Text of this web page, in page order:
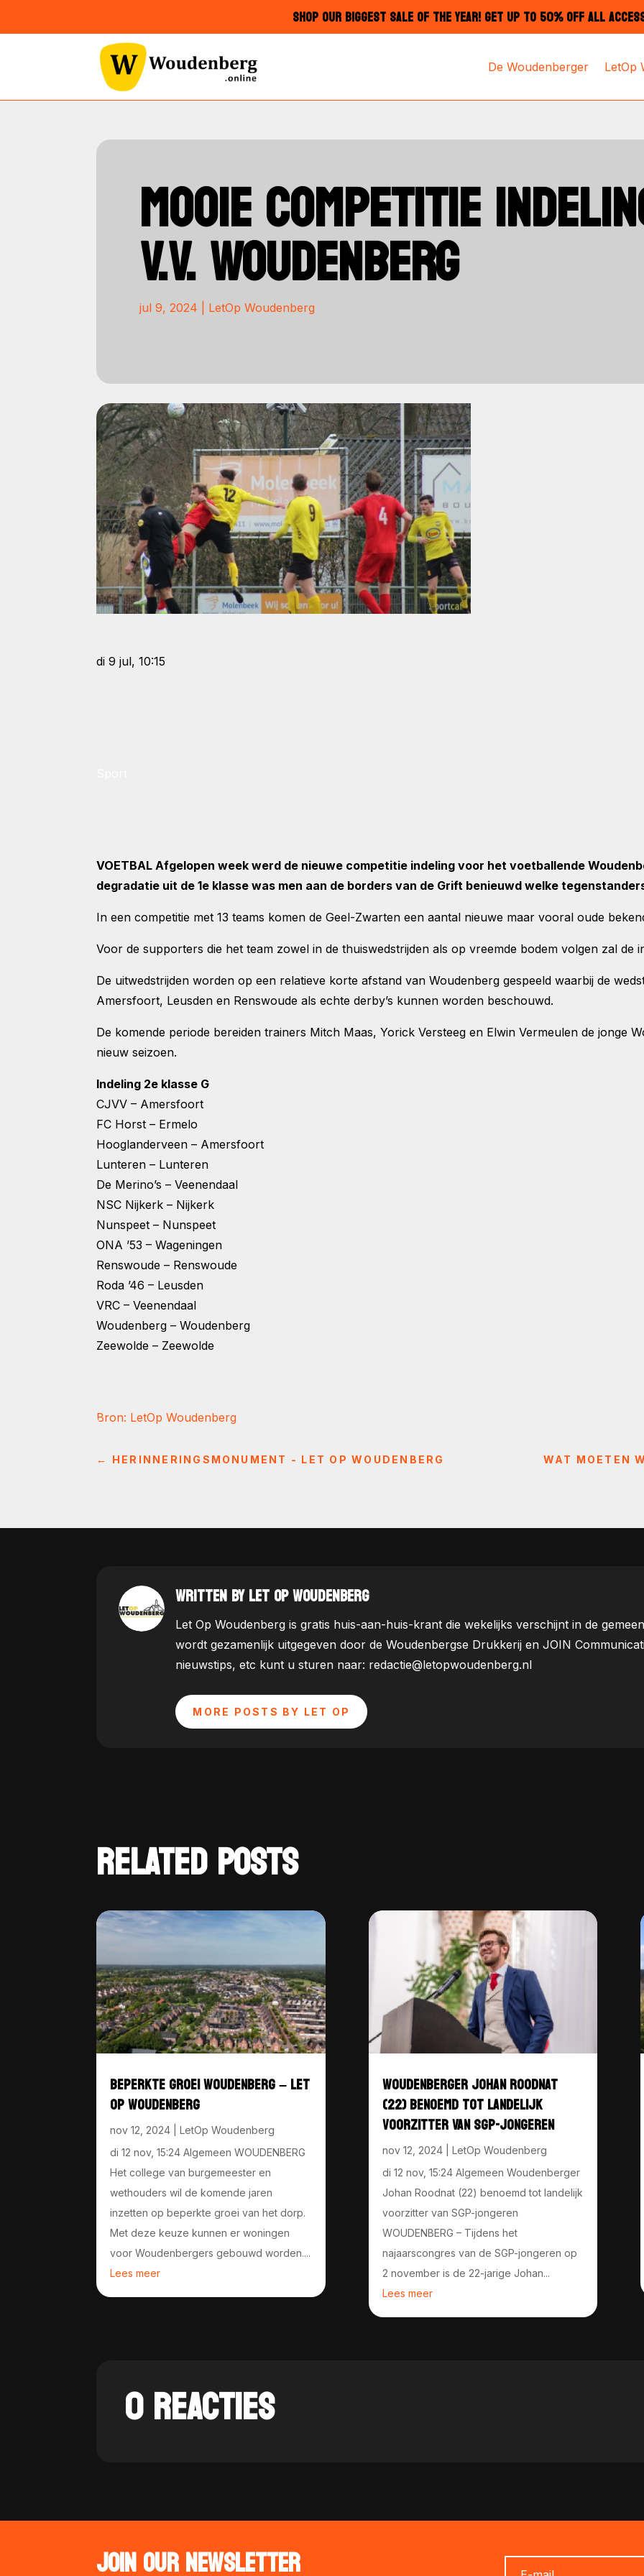
SHOP OUR BIGGEST SALE OF THE YEAR! GET UP TO 50% OFF ALL
De Woudenberger LetOp
MOOIE COMPETITIE
V.V. WOUDENBERG
jul 9, 2024 LetOp Woudenberg
di 9 jul, 10:15
VOETBAL Afgelopen week werd de nieuwe competitie indeling voor het voetballende
degradatie uit de 1e klasse was men aan de borders van de Grift benieuwd welke
In een competitie met 13 teams komen de Geel-Zwarten een aantal nieuwe maar vooral oude
Voor de supporters die het team zowel in de thuiswedstrijden als op vreemde bodem volgen zal de
De uitwedstrijden worden op een relatieve korte afstand van Woudenberg gespeeld waarbij de
Amersfoort, Leusden en Renswoude als echte derby’s kunnen worden beschouwd.
De komende periode bereiden trainers Mitch Maas, Yorick Versteeg en Elwin Vermeulen de jonge
nieuw seizoen.
Indeling 2e klasse G
CJVV – Amersfoort
FC Horst – Ermelo
Hooglanderveen – Amersfoort
Lunteren – Lunteren
De Merino’s – Veenendaal
NSC Nijkerk – Nijkerk
Nunspeet – Nunspeet
ONA ’53 – Wageningen
Renswoude – Renswoude
Roda ’46 – Leusden
VRC – Veenendaal
Woudenberg – Woudenberg
Zeewolde – Zeewolde
Bron: LetOp Woudenberg
← HERINNERINGSMONUMENT - LET OP WOUDENBERG WAT MOETEN
WRITTEN BY LET OP WOUDENBERG
Let Op Woudenberg is gratis huis-aan-huis-krant die wekelijks verschijnt in de
wordt gezamenlijk uitgegeven door de Woudenbergse Drukkerij en JOIN
nieuwstips, etc kunt u sturen naar: redactie@letopwoudenberg.nl
MORE POSTS BY LET OP
RELATED POSTS
BEPERKTE GROEI WOUDENBERG – LET
OP WOUDENBERG
nov 12, 2024
LetOp Woudenberg
di 12 nov, 15:24 Algemeen WOUDENBERG
Het college van burgemeester en
wethouders wil de komende jaren
inzetten op beperkte groei van het dorp.
Met deze keuze kunnen er woningen
voor Woudenbergers gebouwd worden....
Lees meer
WOUDENBERGER JOHAN ROODNAT
(22) BENOEMD TOT LANDELIJK
VOORZITTER VAN SGP-JONGEREN
nov 12, 2024|
LetOp Woudenberg
di 12 nov, 15:24 Algemeen Woudenberger
Johan Roodnat (22) benoemd tot landelijk
voorzitter van SGP-jongeren
WOUDENBERG – Tijdens het
najaarscongres van de SGP-jongeren op
2 november is de 22-jarige Johan...
Lees meer
0 REACTIES
JOIN OUR NEWSLETTER